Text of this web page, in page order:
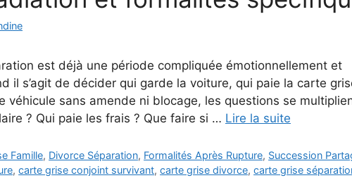
est déjà une période compliquée émotionnellement et
il s’agit de décider qui garde la voiture, qui paie la carte
véhicule sans amende ni blocage, les questions se
? Qui paie les frais ? Que faire si … Lire la suite
Famille, Divorce Séparation, Formalités Après Rupture, Succession
,carte grise conjoint survivant,carte grise divorce,carte grise